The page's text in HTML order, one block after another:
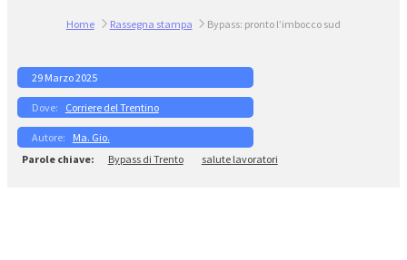
Home Rassegna stampa Bypass: pronto l’imbocco sud
29 Marzo 2025
Corriere del Trentino
Ma. Gio.
Bypass di Trento
salute lavoratori